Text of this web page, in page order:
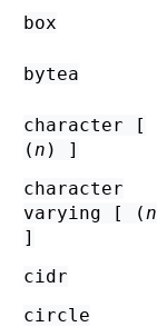
box
bytea
character [
(n ) ]
character
varying [ (n
]
cidr
circle